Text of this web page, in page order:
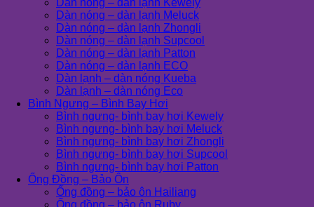
Dàn nóng – dàn lạnh Kewely
Dàn nóng – dàn lạnh Meluck
Dàn nóng – dàn lạnh Zhongli
Dàn nóng – dàn lạnh Supcool
Dàn nóng – dàn lạnh Patton
Dàn nóng – dàn lạnh ECO
Dàn lạnh – dàn nóng Kueba
Dàn lạnh – dàn nóng Eco
Bình Ngưng – Bình Bay Hơi
Bình ngưng- bình bay hơi Kewely
Bình ngưng- bình bay hơi Meluck
Bình ngưng- bình bay hơi Zhongli
Bình ngưng- bình bay hơi Supcool
Bình ngưng- bình bay hơi Patton
Ống Đồng – Bảo Ôn
Ống đồng – bảo ôn Hailiang